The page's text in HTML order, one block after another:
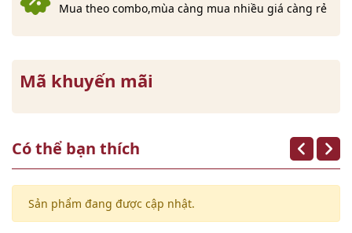
Mua theo combo,mùa càng mua nhiều giá càng rẻ
Mã khuyến mãi
Có thể bạn thích
Sản phẩm đang được cập nhật.